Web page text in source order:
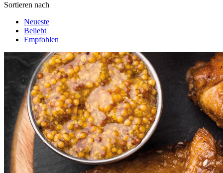
Sortieren nach
Neueste
Beliebt
Empfohlen